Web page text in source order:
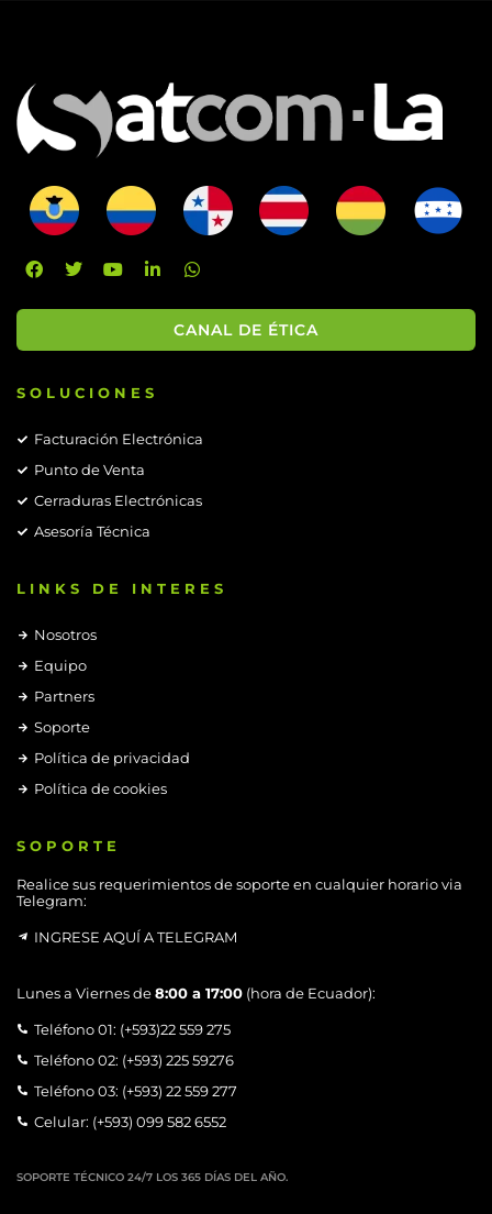
CANAL DE ÉTICA
SOLUCIONES
Facturación Electrónica
Punto de Venta
Cerraduras Electrónicas
Asesoría Técnica
LINKS DE INTERES
Nosotros
Equipo
Partners
Soporte
Política de privacidad
Política de cookies
SOPORTE
Realice sus requerimientos de soporte en cualquier horario via
Telegram:
INGRESE AQUÍ A TELEGRAM
Lunes a Viernes de8:00 a 17:00 (hora de Ecuador):
Teléfono 01: (+593)22 559 275
Teléfono 02: (+593) 225 59276
Teléfono 03: (+593) 22 559 277
Celular: (+593) 099 582 6552
SOPORTE TÉCNICO 24/7 LOS 365 DÍAS DEL AÑO.